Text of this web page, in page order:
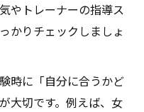
やトレーナーの指導ス
かりチェックしましょ
時に「自分に合うかど
大切です。例えば、女